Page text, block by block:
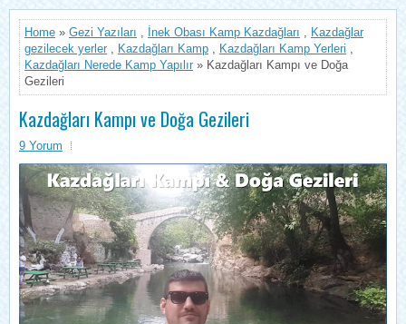
Home » Gezi Yazıları , İnek Obası Kamp Kazdağları , Kazdağlar
gezilecek yerler , Kazdağları Kamp , Kazdağları Kamp Yerleri ,
Kazdağları Nerede Kamp Yapılır » Kazdağları Kampı ve Doğa
Gezileri
Kazdağları Kampı ve Doğa Gezileri
9 Yorum